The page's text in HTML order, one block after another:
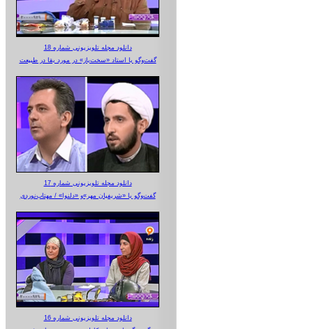
دانلود مجله تلویزیونی شماره 18
گفت‌وگو با استاد «سخت‌باز» در مورد بقا در طبیعت
دانلود مجله تلویزیونی شماره 17
گفت‌وگو با «شریفیان مهر»‌و «دلنوا» / مهتاب‌نوردی
دانلود مجله تلویزیونی شماره 16